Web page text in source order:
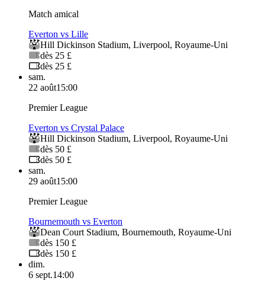
Match amical
Everton vs Lille
Hill Dickinson Stadium, Liverpool, Royaume-Uni
dès 25 £
dès 25 £
sam.
22 août15:00
Premier League
Everton vs Crystal Palace
Hill Dickinson Stadium, Liverpool, Royaume-Uni
dès 50 £
dès 50 £
sam.
29 août15:00
Premier League
Bournemouth vs Everton
Dean Court Stadium, Bournemouth, Royaume-Uni
dès 150 £
dès 150 £
dim.
6 sept.14:00